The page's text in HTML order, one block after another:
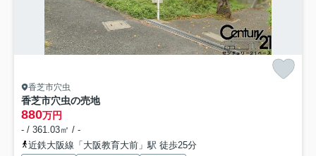
香芝市穴虫
香芝市穴虫の売地
880万円
- / 361.03㎡ / -
近鉄大阪線「大阪教育大前」駅 徒歩25分